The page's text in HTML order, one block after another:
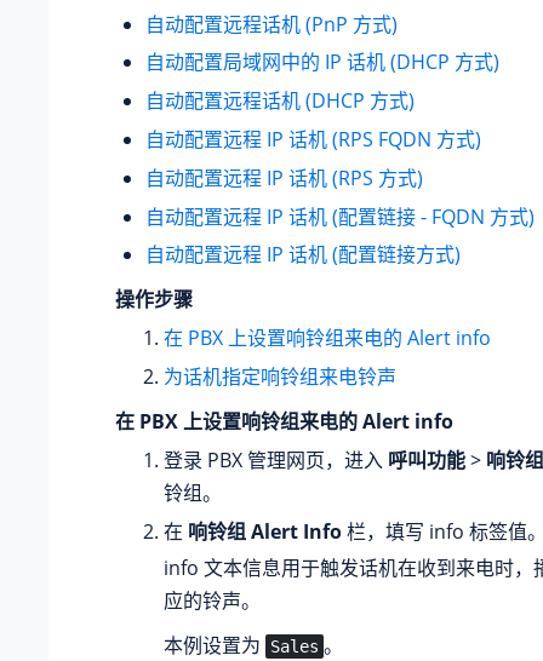
自动配置远程话机 (PnP 方式)
自动配置局域网中的 IP 话机 (DHCP 方式)
自动配置远程话机 (DHCP 方式)
自动配置远程 IP 话机 (RPS FQDN 方式)
自动配置远程 IP 话机 (RPS 方式)
自动配置远程 IP 话机 (配置链接 - FQDN 方式)
自动配置远程 IP 话机 (配置链接方式)
操作步骤
在 PBX 上设置响铃组来电的 Alert info
为话机指定响铃组来电铃声
在 PBX 上设置响铃组来电的 Alert info
登录 PBX 管理网页，进入 呼叫功能> 响铃组
铃组。
在 响铃组 Alert Info栏，填写 info 标签值
info 文本信息用于触发话机在收到来电时，
应的铃声。
本例设置为
Sales 。